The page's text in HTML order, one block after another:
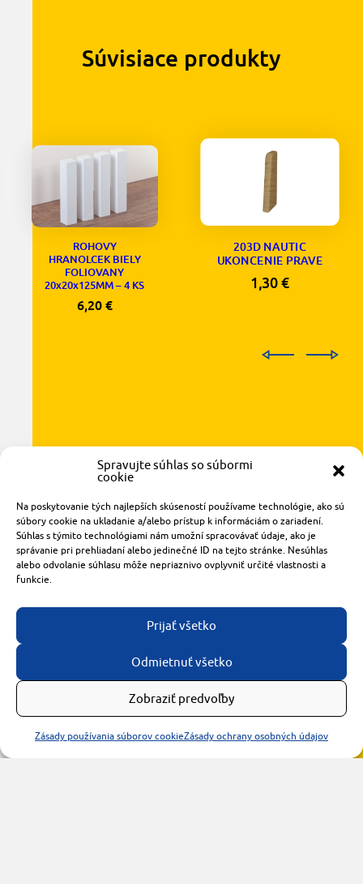
Spravujte súhlas so súbormi
cookie
Na poskytovanie tých najlepších skúseností používame technológie, ako sú
súbory cookie na ukladanie a/alebo prístup k informáciám o zariadení.
Súhlas s týmito technológiami nám umožní spracovávať údaje, ako je
správanie pri prehliadaní alebo jedinečné ID na tejto stránke. Nesúhlas
alebo odvolanie súhlasu môže nepriaznivo ovplyvniť určité vlastnosti a
funkcie.
Prijať všetko
Odmietnuť všetko
Zobraziť predvoľby
Zásady používania súborov cookieZásady ochrany osobných údajov
Súvisiace produkty
ROHOVY
HRANOLCEK BIELY
FOLIOVANY
20x20x125MM – 4 KS
6,20 €
203D NAUTIC
UKONCENIE PRAVE
1,30€
Radlinského 1611/14
921 01 Piešťany
obchod@rzparkety.sk
+421 905 119 087